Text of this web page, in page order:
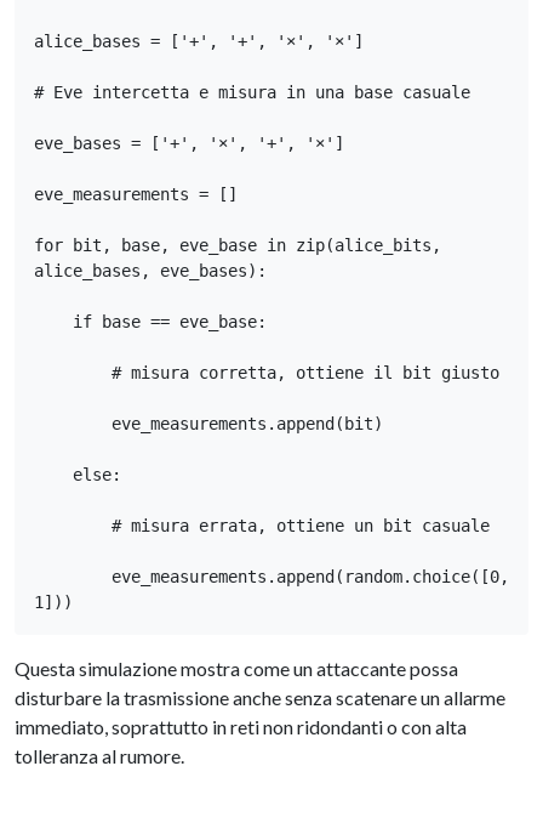
alice_bases = ['+', '+', '×', '×']
# Eve intercetta e misura in una base casuale
eve_bases = ['+', '×', '+', '×']
eve_measurements = []
for bit, base, eve_base in zip(alice_bits,
alice_bases, eve_bases):
if base == eve_base:
# misura corretta, ottiene il bit giusto
eve_measurements.append(bit)
else:
# misura errata, ottiene un bit casuale
eve_measurements.append(random.choice([0,
1]))
Questa simulazione mostra come un attaccante possa
disturbare la trasmissione anche senza scatenare un allarme
immediato, soprattutto in reti non ridondanti o con alta
tolleranza al rumore.